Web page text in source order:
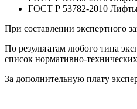
ГОСТ Р 53782-2010
При составлении экспертного
По результатам любого типа
список нормативно-
За дополнительную плату